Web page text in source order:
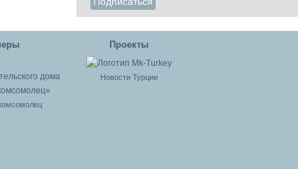
Проекты
Новости Турции